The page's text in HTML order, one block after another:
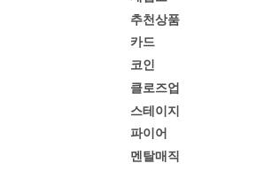
추천상품
카드
코인
클로즈업
스테이지
파이어
멘탈매직